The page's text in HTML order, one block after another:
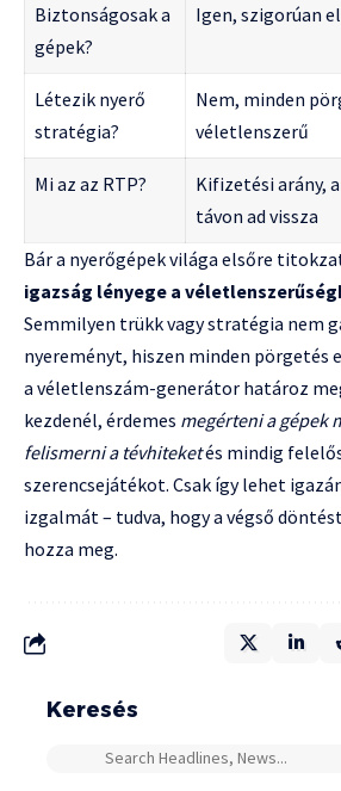
Biztonságosak a
gépek?
Igen, szigorúan
Létezik nyerő
stratégia?
Nem, minden
véletlenszerű
Mi az az RTP?
Kifizetési arány,
távon ad vissza
Bár a nyerőgépek világa elsőre
igazság lényege a
Semmilyen trükk vagy stratégia nem
nyereményt, hiszen minden pörgetés
a véletlenszám-generátor határoz
kezdenél, érdemes megérteni a gépek
felismerni a tévhiteketés mindig
szerencsejátékot. Csak így lehet
izgalmát – tudva, hogy a végső
hozza meg.
Keresés